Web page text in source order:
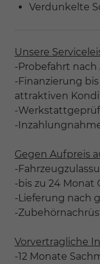
Verdunkelte
Unsere
-Probefahrt nach
-Finanzierung
attraktiven
-
-
Gegen Aufpreis
-
-bis zu 24 Monat
-Lieferung nach
-
Vorvertragliche
-12 Monate